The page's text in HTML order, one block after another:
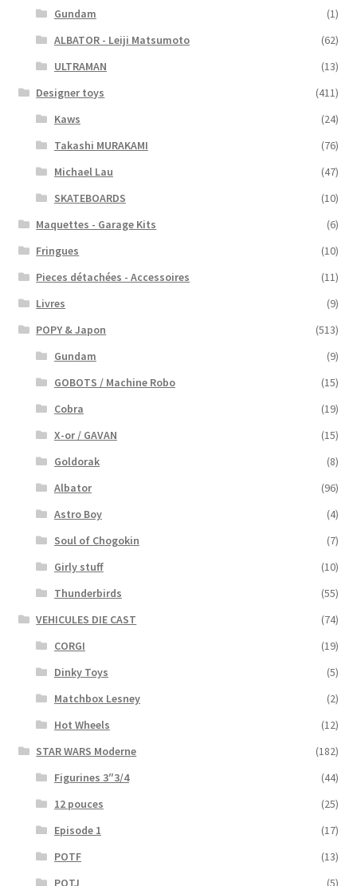
Gundam
(1)
ALBATOR - Leiji Matsumoto
(62)
ULTRAMAN
(13)
Designer toys
(411)
Kaws
(24)
Takashi MURAKAMI
(76)
Michael Lau
(47)
SKATEBOARDS
(10)
Maquettes - Garage Kits
(6)
Fringues
(10)
Pieces détachées - Accessoires
(11)
Livres
(9)
POPY & Japon
(513)
Gundam
(9)
GOBOTS / Machine Robo
(15)
Cobra
(19)
X-or / GAVAN
(15)
Goldorak
(8)
Albator
(96)
Astro Boy
(4)
Soul of Chogokin
(7)
Girly stuff
(10)
Thunderbirds
(55)
VEHICULES DIE CAST
(74)
CORGI
(19)
Dinky Toys
(5)
Matchbox Lesney
(2)
Hot Wheels
(12)
STAR WARS Moderne
(182)
Figurines 3″3/4
(44)
12 pouces
(25)
Episode 1
(17)
POTF
(13)
POTJ
(5)